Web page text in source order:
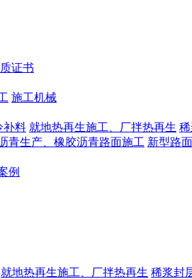
证书
施工机械
补料 就地热再生施工、厂拌热再生
青生产、橡胶沥青路面施工 新型路
例
就地热再生施工、厂拌热再生 稀浆封